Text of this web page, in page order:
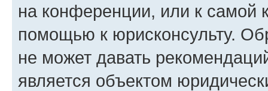
на конференции, или к самой
помощью к юрисконсульту.
не может давать
является объектом